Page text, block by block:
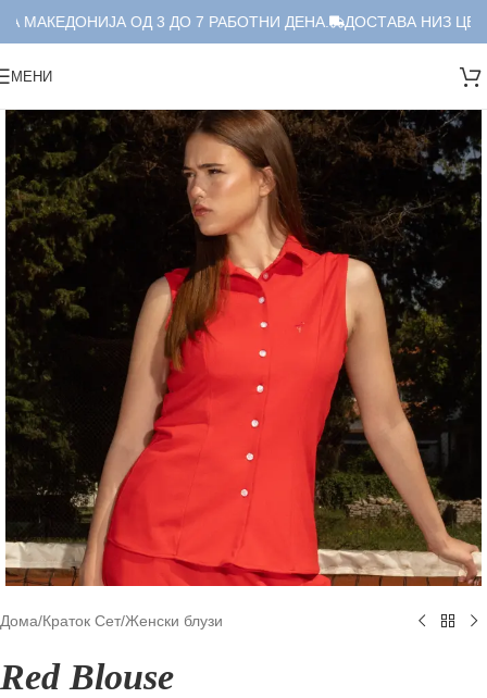
МАКЕДОНИЈА ОД 3 ДО 7 РАБОТНИ ДЕНА. ДОСТАВА НИЗ
МЕНИ
Дома/Краток Сет/Женски блузи
Red Blouse